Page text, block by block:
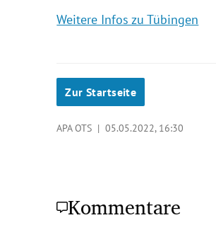
Weitere Infos zu Tübingen
Zur Startseite
APA OTS |05.05.2022, 16:30
Kommentare